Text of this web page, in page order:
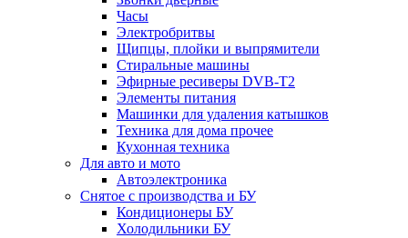
Часы
Электробритвы
Щипцы, плойки и выпрямители
Стиральные машины
Эфирные ресиверы DVB-T2
Элементы питания
Машинки для удаления катышков
Техника для дома прочее
Кухонная техника
Для авто и мото
Автоэлектроника
Снятое с производства и БУ
Кондиционеры БУ
Холодильники БУ